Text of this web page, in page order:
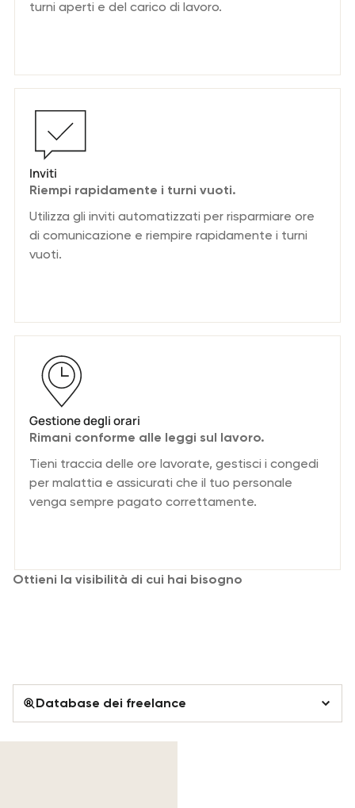
turni aperti e del carico di lavoro.
Inviti
Riempi rapidamente i turni vuoti.
Utilizza gli inviti automatizzati per risparmiare ore
di comunicazione e riempire rapidamente i turni
vuoti.
Gestione degli orari
Rimani conforme alle leggi sul lavoro.
Tieni traccia delle ore lavorate, gestisci i congedi
per malattia e assicurati che il tuo personale
venga sempre pagato correttamente.
Ottieni la visibilità di cui hai bisogno
Database dei freelance
Database dei freelance